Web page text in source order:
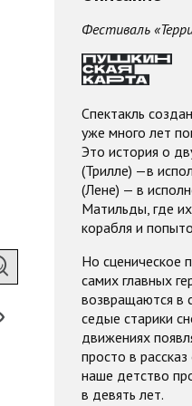
Фестиваль
Спектакль
уже много лет
Это история о
(Трилле) —в
(Лене) — в
Матильды, где
корабля и
Но сценическое
самих главных
возвращаются в
седые старики
движениях
просто в
наше детство
в девять лет.